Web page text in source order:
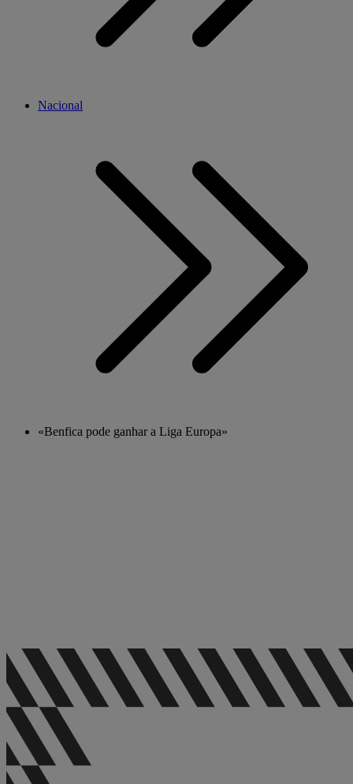
Nacional
«Benfica pode ganhar a Liga Europa»